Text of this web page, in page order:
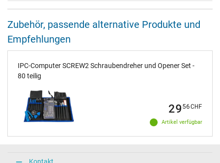
Zubehör, passende alternative Produkte und
Empfehlungen
IPC-Computer SCREW2 Schraubendreher und Opener Set -
80 teilig
Artikel verfügbar
2956CHF